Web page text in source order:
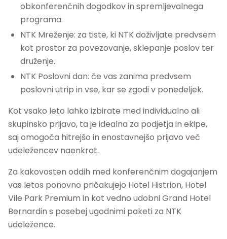
obkonferenčnih dogodkov in spremljevalnega
programa.
NTK Mreženje: za tiste, ki NTK doživljate predvsem
kot prostor za povezovanje, sklepanje poslov ter
druženje.
NTK Poslovni dan: če vas zanima predvsem
poslovni utrip in vse, kar se zgodi v ponedeljek.
Kot vsako leto lahko izbirate med individualno ali
skupinsko prijavo, ta je idealna za podjetja in ekipe,
saj omogoča hitrejšo in enostavnejšo prijavo več
udeležencev naenkrat.
Za kakovosten oddih med konferenčnim dogajanjem
vas letos ponovno pričakujejo Hotel Histrion, Hotel
Vile Park Premium in kot vedno udobni Grand Hotel
Bernardin s posebej ugodnimi paketi za NTK
udeležence.